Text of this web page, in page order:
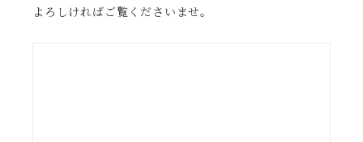
よろしければご覧くださいませ。